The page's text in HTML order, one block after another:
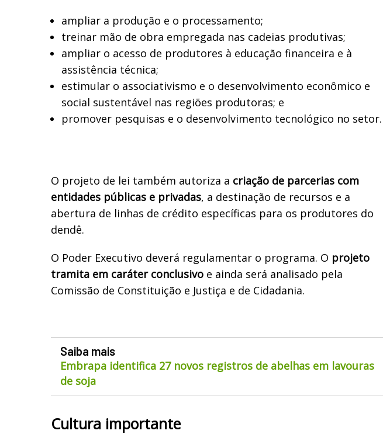
ampliar a produção e o processamento;
treinar mão de obra empregada nas cadeias produtivas;
ampliar o acesso de produtores à educação financeira e à
assistência técnica;
estimular o associativismo e o desenvolvimento econômico e
social sustentável nas regiões produtoras; e
promover pesquisas e o desenvolvimento tecnológico no setor.
O projeto de lei também autoriza a criação de parcerias com
entidades públicas e privadas, a destinação de recursos e a
abertura de linhas de crédito específicas para os produtores do
dendê.
O Poder Executivo deverá regulamentar o programa. O projeto
tramita em caráter conclusivo e ainda será analisado pela
Comissão de Constituição e Justiça e de Cidadania.
Saiba mais
Embrapa identifica 27 novos registros de abelhas em lavouras
de soja
Cultura importante